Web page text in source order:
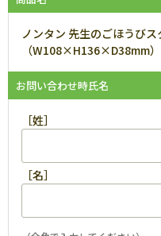
ノンタン 先生のごほうび
（W108×H136×D38mm）
お問い合わせ時氏名
［姓］
［名］